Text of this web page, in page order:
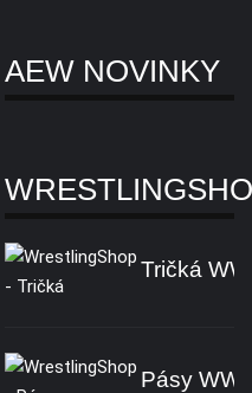
AEW NOVINKY
Tričká
Pásy